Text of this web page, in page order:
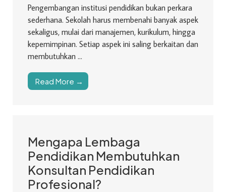
Pengembangan institusi pendidikan bukan perkara
sederhana. Sekolah harus membenahi banyak aspek
sekaligus, mulai dari manajemen, kurikulum, hingga
kepemimpinan. Setiap aspek ini saling berkaitan dan
membutuhkan ...
Read More →
Mengapa Lembaga
Pendidikan Membutuhkan
Konsultan Pendidikan
Profesional?